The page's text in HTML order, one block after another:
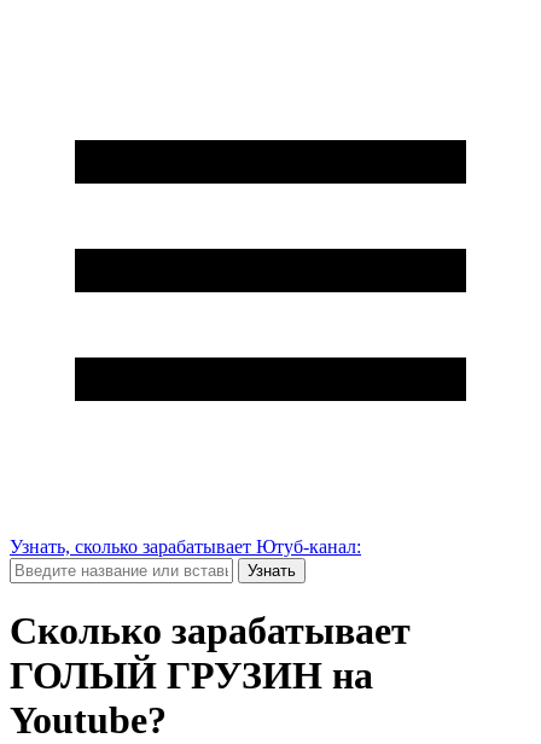
Узнать, сколько зарабатывает Ютуб-канал:
Узнать
Сколько зарабатывает
ГОЛЫЙ ГРУЗИН на
Youtube?